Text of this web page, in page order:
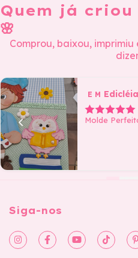
Quem já criou
🌸
Comprou, baixou,
E M
Molde
Siga-nos